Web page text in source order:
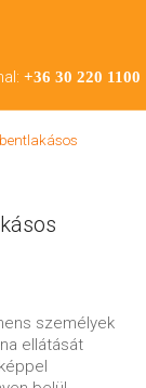
+36 30 220 1100
személyek
ellátását